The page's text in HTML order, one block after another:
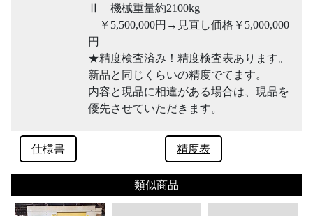
Ⅱ 機械重量約2100kg
￥5,500,000円→見直し価格￥5,000,000
円
★精度検査済み！精度検査表あります。
新品と同じくらいの精度でてます。
内容と現品に相違がある場合は、現品を
優先させていただきます。
仕様書 精度表
類似商品